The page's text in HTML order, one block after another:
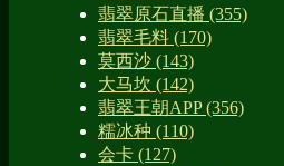
翡翠原石直播 (355)
翡翠毛料 (170)
莫西沙 (143)
大马坎 (142)
翡翠王朝APP(356)
糯冰种 (110)
会卡 (127)